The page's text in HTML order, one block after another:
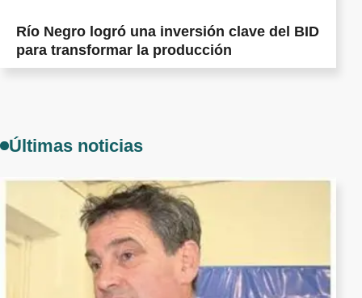
Río Negro logró una inversión clave del BID
para transformar la producción
Últimas noticias